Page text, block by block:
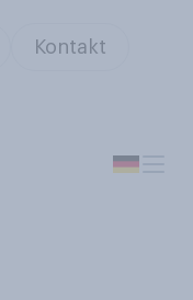
Kontakt